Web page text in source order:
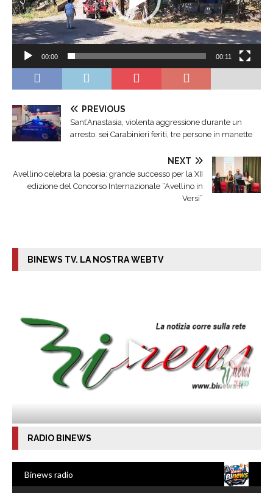
00:00 00:11
PREVIOUS
Sant’Anastasia, violenta aggressione durante un
arresto: sei Carabinieri feriti, tre persone in manette
NEXT
Avellino celebra la poesia: grande successo per la XII
edizione del Concorso Internazionale “Avellino in
Versi”
BINEWS TV. LA NOSTRA WEBTV
RADIO BINEWS